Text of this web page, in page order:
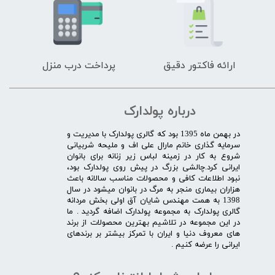
ارائه فاکتور دقیق پرداخت درب منزل
درباره پولدارک
در بهمن ماه 1395 بود که گالری پولدارک با مدیریت و
سرمایه گذاری خانم مارال علی اف و ملیحه شربیانی
شروع به کار در زمینه لباس زیر زنانه برای بانوان
ایرانی کرد.چالشی بزرگ در پیش روی پولدارک بود،
نبود اطلاعات کافی و محصولات مناسب سالانه باعث
هزاران بیماری منجر به مرگ در بانوان میشود در سال
1398 به همت مهندس شایان آق اولی بخش مردانه
گالری پولدارک به مجموعه پولدارک اضافه گردید . ما
در این مجموعه در تلاشیم بهترین محصولات از برند
های معروف دنیا و ایران با تمرکز بیشتر بر برندهای
ایرانی را عرضه کنیم .​​​​​​​